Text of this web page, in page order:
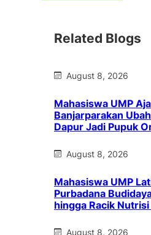
Related Blogs
August 8, 2026
Mahasiswa UMP
Banjarparakan
Dapur Jadi Pupuk
August 8, 2026
Mahasiswa UMP
Purbadana
hingga Racik
August 8, 2026